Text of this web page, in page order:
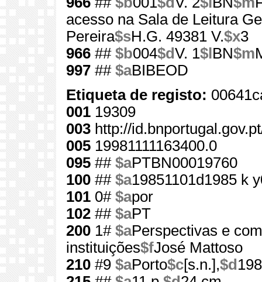
acesso na Sala de Leitura
Pereira$sH.G. 49381 V.$x3
966 ## $b004$dV. 1$l BN$m
997 ## $aBIBEOD
Etiqueta de registo:
001 19309
003 http://
005 19981111163400.0
095 ## $aPTBN00019760
100 ## $a19851101d1985 k
101 0# $apor
102 ## $aPT
200 1# $aPerspectivas e
instituições$fJosé Mattoso
210 #9 $aPorto$c[s.n.],$d